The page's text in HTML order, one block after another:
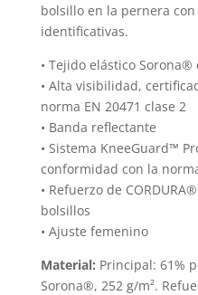
bolsillo en la pernera
identificativas.
• Tejido elástico Sorona®
• Alta visibilidad,
norma EN 20471 clase 2
• Banda reflectante
• Sistema KneeGuard™
conformidad con la
• Refuerzo de
bolsillos
• Ajuste femenino
Material: Principal: 61%
Sorona®, 252 g/m².